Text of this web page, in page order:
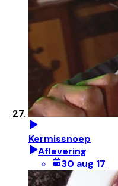
Kermissnoep
Aflevering
30 aug 17